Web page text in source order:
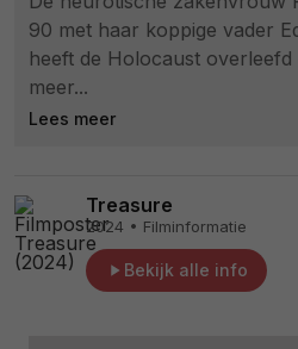
90 met haar koppige vader
heeft de Holocaust
meer...
Lees meer
Treasure
2024 • Filminformatie
Bekijk alle info